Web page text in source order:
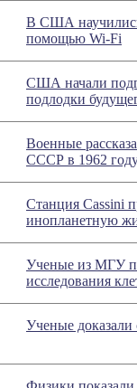
В США научились
помощью Wi-Fi
США начали
подлодки
Военные
СССР в 1962
Станция Cassini
инопланетную
Ученые из МГУ
исследования
Ученые